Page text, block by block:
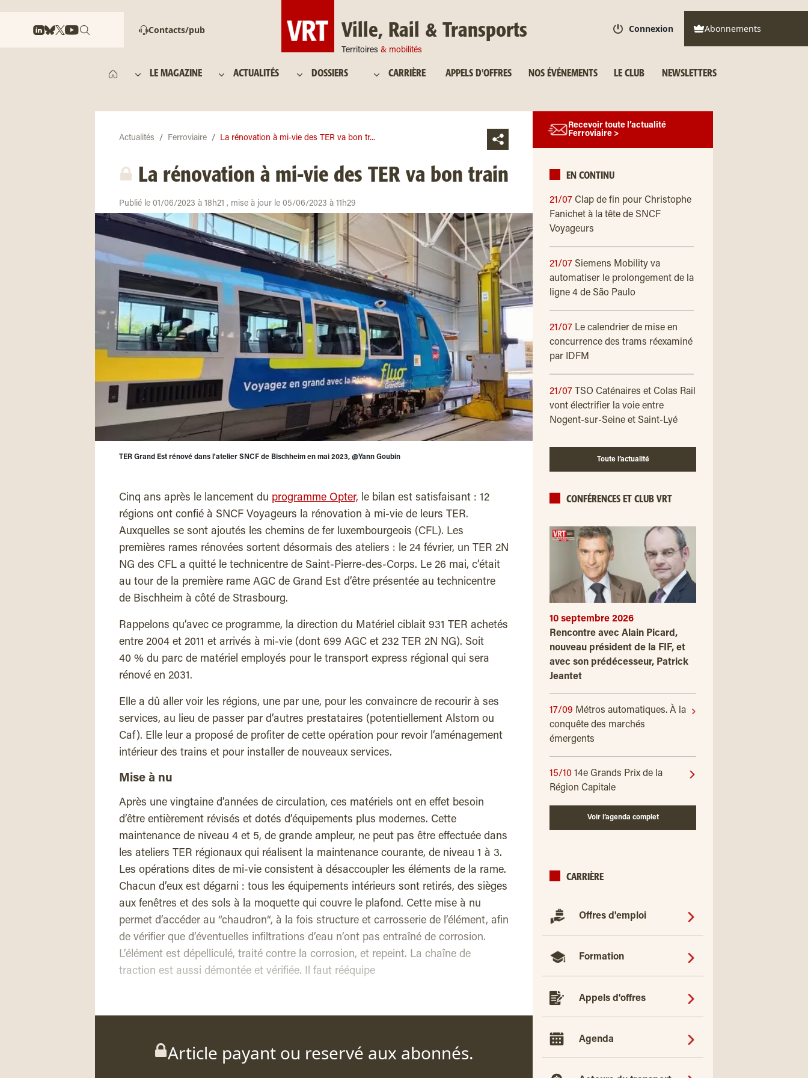
Contacts/pub Ville, Rail & Transports
Territoires & mobilités
Connexion Abonnements
LE MAGAZINE ACTUALITÉS DOSSIERS CARRIÈRE APPELS D'OFFRES NOS ÉVÉNEMENTS LE CLUB NEWSLETTERS
Actualités Ferroviaire La rénovation à mi-vie des TER va bon tr...
La rénovation à mi-vie des TER va bon train
Publié le 01/06/2023 à 18h21 , mise à jour le 05/06/2023 à 11h29
TER Grand Est rénové dans l'atelier SNCF de Bischheim en mai 2023, @Yann Goubin
Cinq ans après le lancement du programme Opter, le bilan est satisfaisant : 12
régions ont confié à SNCF Voyageurs la rénovation à mi-vie de leurs TER.
Auxquelles se sont ajoutés les chemins de fer luxembourgeois (CFL). Les
premières rames rénovées sortent désormais des ateliers : le 24 février, un TER 2N
NG des CFL a quitté le technicentre de Saint-Pierre-des-Corps. Le 26 mai, c’était
au tour de la première rame AGC de Grand Est d’être présentée au technicentre
de Bischheim à côté de Strasbourg.
Rappelons qu’avec ce programme, la direction du Matériel ciblait 931 TER achetés
entre 2004 et 2011 et arrivés à mi-vie (dont 699 AGC et 232 TER 2N NG). Soit
40 % du parc de matériel employés pour le transport express régional qui sera
rénové en 2031.
Elle a dû aller voir les régions, une par une, pour les convaincre de recourir à ses
services, au lieu de passer par d’autres prestataires (potentiellement Alstom ou
Caf). Elle leur a proposé de profiter de cette opération pour revoir l’aménagement
intérieur des trains et pour installer de nouveaux services.
Mise à nu
Après une vingtaine d’années de circulation, ces matériels ont en effet besoin
d’être entièrement révisés et dotés d’équipements plus modernes. Cette
maintenance de niveau 4 et 5, de grande ampleur, ne peut pas être effectuée dans
les ateliers TER régionaux qui réalisent la maintenance courante, de niveau 1 à 3.
Les opérations dites de mi-vie consistent à désaccoupler les éléments de la rame.
Chacun d’eux est dégarni : tous les équipements intérieurs sont retirés, des sièges
aux fenêtres et des sols à la moquette qui couvre le plafond. Cette mise à nu
permet d’accéder au “chaudron“, à la fois structure et carrosserie de l’élément, afin
de vérifier que d’éventuelles infiltrations d’eau n’ont pas entraîné de corrosion.
L’élément est dépelliculé, traité contre la corrosion, et repeint. La chaîne de
traction est aussi démontée et vérifiée. Il faut rééquipe
Article payant ou reservé aux abonnés.
Recevoir toute l’actualité
Ferroviaire >
EN CONTINU
21/07 Clap de fin pour Christophe
Fanichet à la tête de SNCF
Voyageurs
21/07 Siemens Mobility va
automatiser le prolongement de la
ligne 4 de São Paulo
21/07 Le calendrier de mise en
concurrence des trams réexaminé
par IDFM
21/07
TSO Caténaires et Colas Rail
vont électrifier la voie entre
Nogent-sur-Seine et Saint-Lyé
Toute l’actualité
CONFÉRENCES ET CLUB VRT
10 septembre 2026
Rencontre avec Alain Picard,
nouveau président de la FIF, et
avec son prédécesseur, Patrick
Jeantet
17/09 Métros automatiques. À la
conquête des marchés
émergents
15/10 14e Grands Prix de la
Région Capitale
Voir l’agenda complet
CARRIÈRE
Offres d'emploi
Formation
Appels d'offres
Agenda